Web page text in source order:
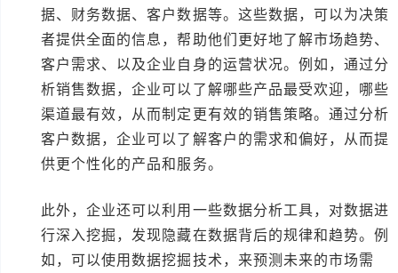
据、财务数据、客户数据等。这些数据，可以为决策
者提供全面的信息，帮助他们更好地了解市场趋势、
客户需求、以及企业自身的运营状况。例如，通过分
析销售数据，企业可以了解哪些产品最受欢迎，哪些
渠道最有效，从而制定更有效的销售策略。通过分析
客户数据，企业可以了解客户的需求和偏好，从而提
供更个性化的产品和服务。
此外，企业还可以利用一些数据分析工具，对数据进
行深入挖掘，发现隐藏在数据背后的规律和趋势。例
如，可以使用数据挖掘技术，来预测未来的市场需